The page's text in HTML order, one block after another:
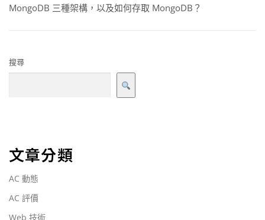
MongoDB 三種架構，以及如何存取 MongoDB？
搜尋
文章分類
AC 動態
AC 評價
Web 技術